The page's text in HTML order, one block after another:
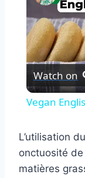
Watch on
Vegan
L’utilisation
onctuosité
matières